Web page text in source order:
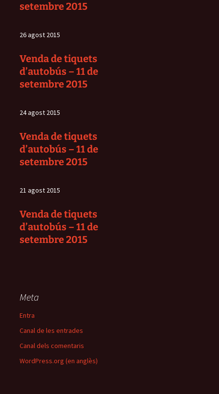
setembre 2015
26 agost 2015
Venda de tiquets
d’autobús – 11 de
setembre 2015
24 agost 2015
Venda de tiquets
d’autobús – 11 de
setembre 2015
21 agost 2015
Venda de tiquets
d’autobús – 11 de
setembre 2015
Meta
Entra
Canal de les entrades
Canal dels comentaris
WordPress.org (en anglès)